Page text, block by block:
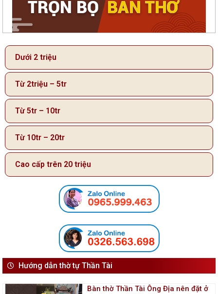
Dưới 2 triệu
Từ 2triệu – 5tr
Từ 5tr – 10tr
Từ 10tr – 20tr
Cao cấp trên 20 triệu
Hướng dẫn thờ tự Thần Tài
Bàn thờ Thần Tài Ông Địa nên đặt ở